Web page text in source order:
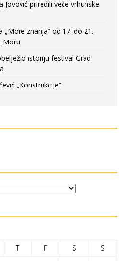
Jovović priredili veče vrhunske
„More znanja” od 17. do 21.
Moru
istoriju festival Grad
„Konstrukcije“
T F S
S